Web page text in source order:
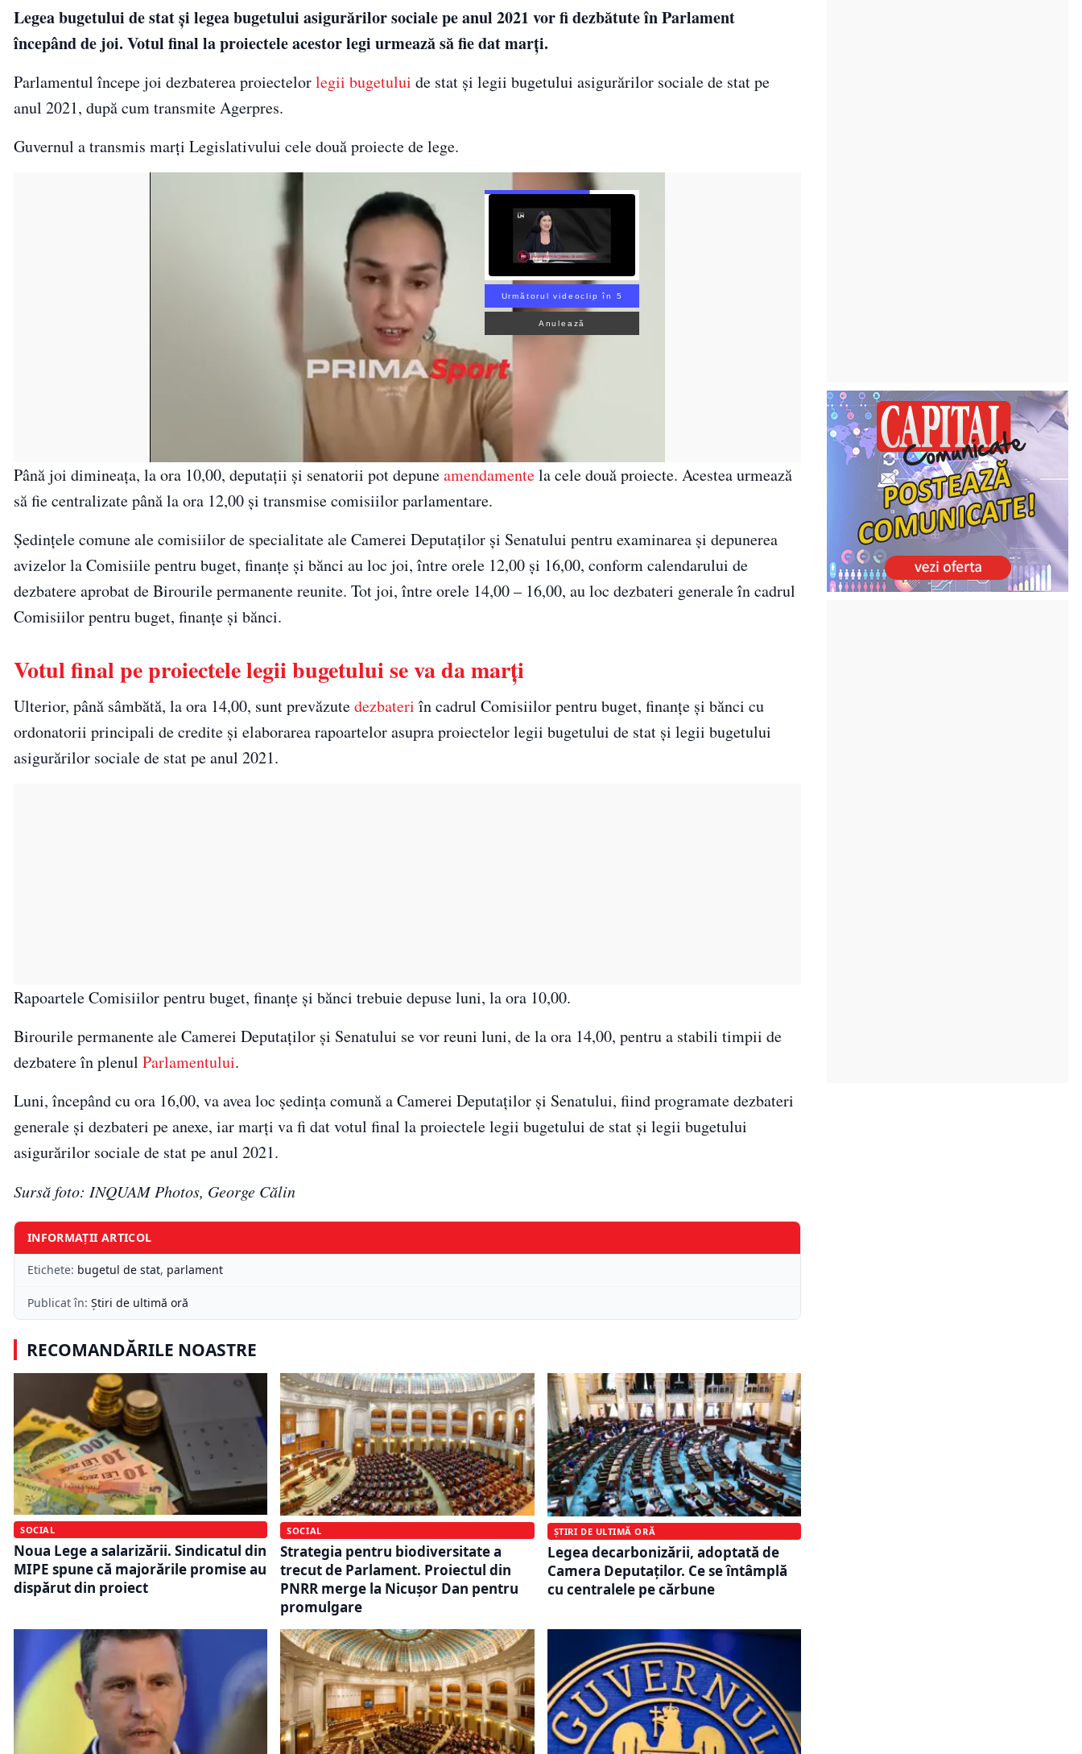
Legea bugetului de stat și legea bugetului asigurărilor sociale pe anul 2021 vor fi dezbătute în Parlament
începând de joi. Votul final la proiectele acestor legi urmează să fie dat marți.
Parlamentul începe joi dezbaterea proiectelorlegii bugetului de stat şi legii bugetului asigurărilor sociale de stat pe
anul 2021, după cum transmite Agerpres.
Guvernul a transmis marţi Legislativului cele două proiecte de lege.
Următorul videoclip în 3
Anulează
Până joi dimineaţa, la ora 10,00, deputaţii şi senatorii pot depuneamendamentela cele două proiecte. Acestea urmează
să fie centralizate până la ora 12,00 şi transmise comisiilor parlamentare.
Şedinţele comune ale comisiilor de specialitate ale Camerei Deputaţilor şi Senatului pentru examinarea şi depunerea
avizelor la Comisiile pentru buget, finanţe şi bănci au loc joi, între orele 12,00 şi 16,00, conform calendarului de
dezbatere aprobat de Birourile permanente reunite. Tot joi, între orele 14,00 – 16,00, au loc dezbateri generale în cadrul
Comisiilor pentru buget, finanţe şi bănci.
Votul final pe proiectele legii bugetului se va da marți
Ulterior, până sâmbătă, la ora 14,00, sunt prevăzutedezbateriîn cadrul Comisiilor pentru buget, finanţe şi bănci cu
ordonatorii principali de credite şi elaborarea rapoartelor asupra proiectelor legii bugetului de stat şi legii bugetului
asigurărilor sociale de stat pe anul 2021.
Rapoartele Comisiilor pentru buget, finanţe şi bănci trebuie depuse luni, la ora 10,00.
Birourile permanente ale Camerei Deputaţilor şi Senatului se vor reuni luni, de la ora 14,00, pentru a stabili timpii de
dezbatere în plenul Parlamentului.
Luni, începând cu ora 16,00, va avea loc şedinţa comună a Camerei Deputaţilor şi Senatului, fiind programate dezbateri
generale şi dezbateri pe anexe, iar marţi va fi dat votul final la proiectele legii bugetului de stat şi legii bugetului
asigurărilor sociale de stat pe anul 2021.
Sursă foto: INQUAM Photos, George Călin
INFORMAȚII ARTICOL
Etichete: bugetul de stat, parlament
Publicat în: Știri de ultimă oră
RECOMANDĂRILE NOASTRE
SOCIAL
Noua Lege a salarizării. Sindicatul din
MIPE spune că majorările promise au
dispărut din proiect
SOCIAL
Strategia pentru biodiversitate a
trecut de Parlament. Proiectul din
PNRR merge la Nicușor Dan pentru
promulgare
ȘTIRI DE ULTIMĂ ORĂ
Legea decarbonizării, adoptată de
Camera Deputaților. Ce se întâmplă
cu centralele pe cărbune